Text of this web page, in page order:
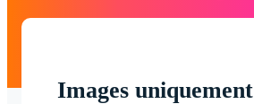
Images uniquement